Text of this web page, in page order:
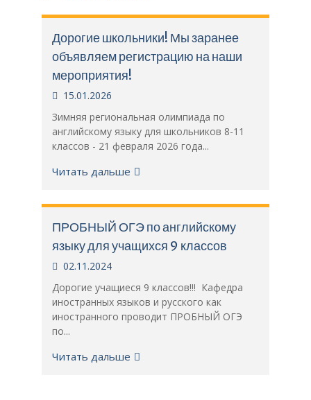
Дорогие школьники! Мы заранее
объявляем регистрацию на наши
мероприятия!
15.01.2026
Зимняя региональная олимпиада по
английскому языку для школьников 8-11
классов - 21 февраля 2026 года...
Читать дальше
ПРОБНЫЙ ОГЭ по английскому
языку для учащихся 9 классов
02.11.2024
Дорогие учащиеся 9 классов!!! Кафедра
иностранных языков и русского как
иностранного проводит ПРОБНЫЙ ОГЭ
по...
Читать дальше